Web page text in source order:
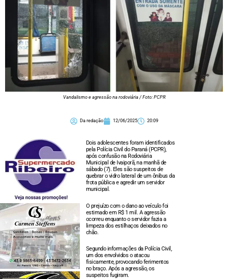
Vandalismo e agressão na rodoviária / Foto: PCPR
Da redação 12/06/2025 20:09
Dois adolescentes foram identificados
pela Polícia Civil do Paraná (PCPR),
após confusão na Rodoviária
Municipal de Ivaiporã, na manhã de
sábado (7). Eles são suspeitos de
quebrar o vidro lateral de um ônibus da
frota pública e agredir um servidor
municipal.
O prejuízo com o dano ao veículo foi
estimado em R$ 1 mil. A agressão
ocorreu enquanto o servidor fazia a
limpeza dos estilhaços deixados no
chão.
Segundo informações da Polícia Civil,
um dos envolvidos o atacou
fisicamente, provocando ferimentos
no braço. Após a agressão, os
suspeitos fugiram.